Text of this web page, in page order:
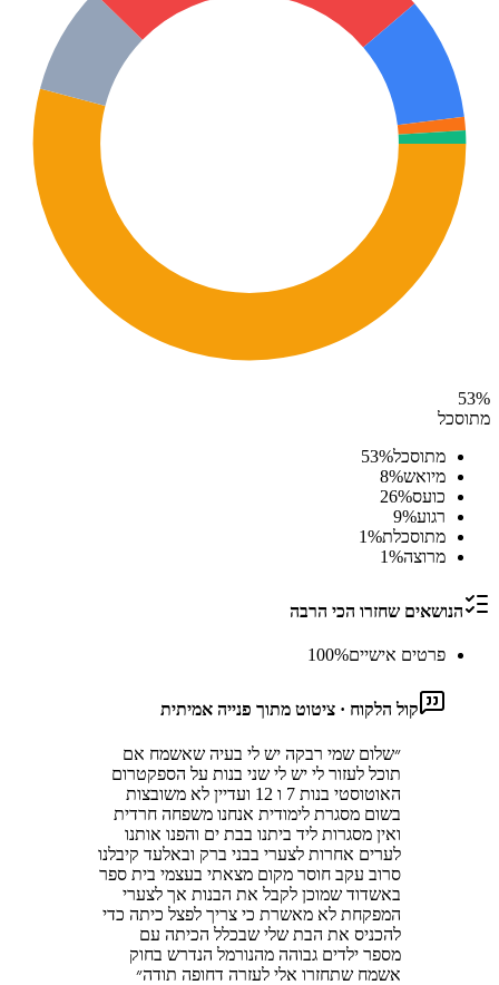
53%
מתוסכל
מתוסכל
53%
מיואש
8%
כועס
26%
רגוע
9%
מתוסכלת
1%
מרוצה
1%
הנושאים שחזרו הכי הרבה
פרטים אישיים 100%
קול הלקוח · ציטוט מתוך פנייה אמיתית
״שלום שמי רבקה יש לי בעיה שאשמח אם
תוכל לעזור לי יש לי שני בנות על הספקטרום
האוטוסטי בנות 7 ו 12 ועדיין לא משובצות
בשום מסגרת לימודית אנחנו משפחה חרדית
ואין מסגרות ליד ביתנו בבת ים והפנו אותנו
לערים אחרות לצערי בבני ברק ובאלעד קיבלנו
סרוב עקב חוסר מקום מצאתי בעצמי בית ספר
באשדוד שמוכן לקבל את הבנות אך לצערי
המפקחת לא מאשרת כי צריך לפצל כיתה כדי
להכניס את הבת שלי שבכלל הכיתה עם
מספר ילדים גבוהה מהנורמל הנדרש בחוק
אשמח שתחזרו אלי לעזרה דחופה תודה״